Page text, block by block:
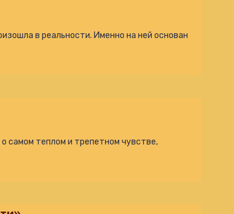
в реальности. Именно на ней основан
самом теплом и трепетном чувстве,